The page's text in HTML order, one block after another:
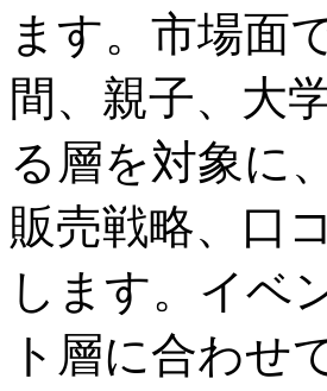
ます。市場面
間、親子、大
る層を対象に
販売戦略、口
します。イベ
ト層に合わせ